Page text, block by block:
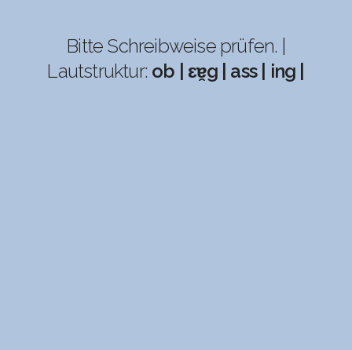
Bitte Schreibweise prüfen. |
Lautstruktur: ob | ɛɐ̯g | ass | ing |